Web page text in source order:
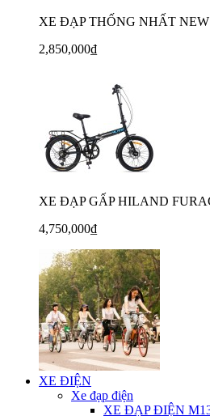
XE ĐẠP THỐNG NHẤT NEW
2,850,000₫
XE ĐẠP GẤP HILAND
4,750,000₫
XE ĐIỆN
Xe đạp điện
XE ĐẠP ĐIỆN